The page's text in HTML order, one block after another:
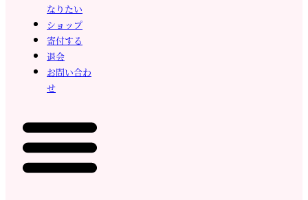
なりたい
ショップ
寄付する
退会
お問い合わ
せ